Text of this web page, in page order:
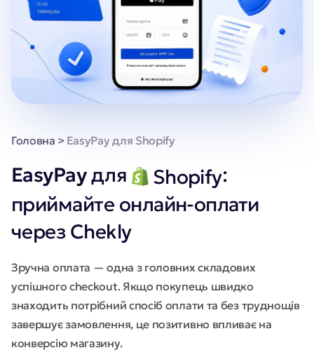
Головна > EasyPay для Shopify
EasyPayдля Shopify:
приймайте онлайн-оплати
через Chekly
Зручна оплата — одна з головних складових
успішного checkout. Якщо покупець швидко
знаходить потрібний спосіб оплати та без труднощів
завершує замовлення, це позитивно впливає на
конверсію магазину.